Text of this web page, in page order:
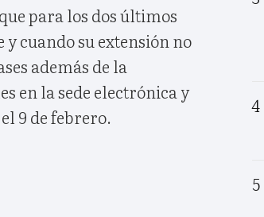
para los dos últimos
y cuando su extensión no
además de la
en la sede electrónica y
9 de febrero.